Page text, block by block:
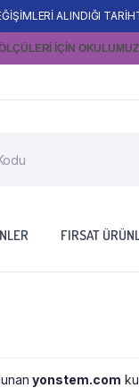
ALINDIĞI
İÇİN
FIRSAT
yonstem.com